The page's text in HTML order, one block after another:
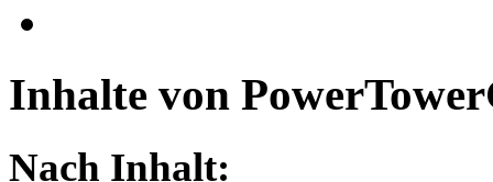
Inhalte von
Nach Inhalt: